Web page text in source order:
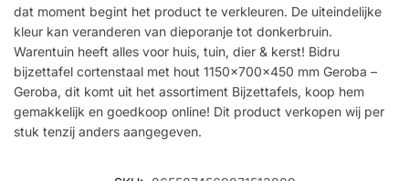
dat moment begint het product te verkleuren. De uiteindelijke
kleur kan veranderen van dieporanje tot donkerbruin.
Warentuin heeft alles voor huis, tuin, dier & kerst! Bidru
bijzettafel cortenstaal met hout 1150x700x450 mm Geroba –
Geroba, dit komt uit het assortiment Bijzettafels, koop hem
gemakkelijk en goedkoop online! Dit product verkopen wij per
stuk tenzij anders aangegeven.